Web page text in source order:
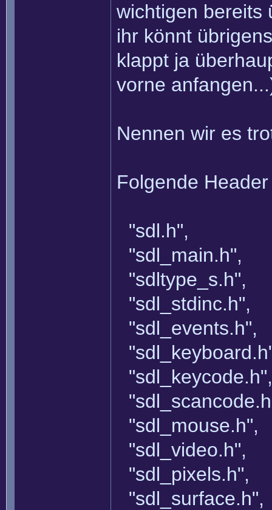
wichtigen bereits
ihr könnt
klappt ja
vorne
Nennen wir es
Folgende
"sdl.h",
"sdl_main.h",
"sdltype_s.h",
"sdl_stdinc.h",
"sdl_events.h",
"sdl_keycode.h",
"sdl_mouse.h",
"sdl_video.h",
"sdl_pixels.h",
"sdl_surface.h",